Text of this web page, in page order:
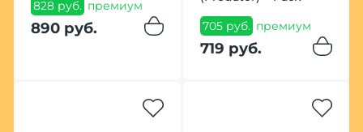
828 руб. премиум
890 руб. 705 руб. премиум
719 руб.